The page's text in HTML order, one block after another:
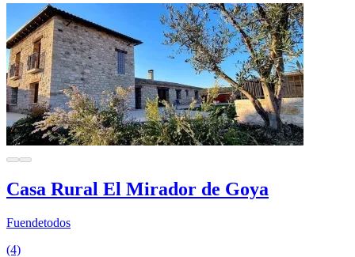
Casa Rural El Mirador de Goya
Fuendetodos
(4)